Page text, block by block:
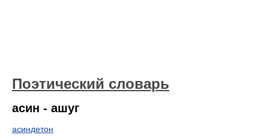
Поэтический словарь
асин - ашуг
асиндетон